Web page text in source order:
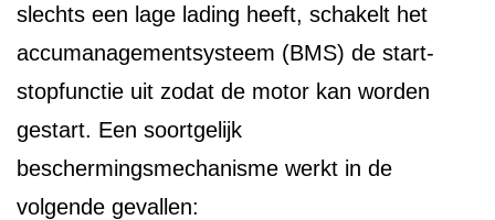
slechts een lage lading heeft, schakelt het
accumanagementsysteem (BMS) de start-
stopfunctie uit zodat de motor kan worden
gestart. Een soortgelijk
beschermingsmechanisme werkt in de
volgende gevallen: